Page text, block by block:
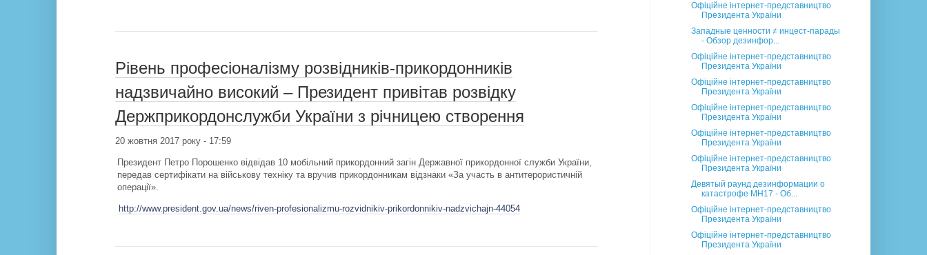
Рівень професіоналізму розвідників-прикордонників
надзвичайно високий – Президент привітав розвідку
Держприкордонслужби України з річницею створення
20 жовтня 2017 року - 17:59
Президент Петро Порошенко відвідав 10 мобільний прикордонний загін Державної прикордонної служби України,
передав сертифікати на військову техніку та вручив прикордонникам відзнаки «За участь в антитерористичній
операції».
http://www.president.gov.ua/news/riven-profesionalizmu-rozvidnikiv-prikordonnikiv-nadzvichajn-44054
Офіційне інтернет-представництво
Президента України
Западные ценности ≠ инцест-парады
- Обзор дезинфор...
Офіційне інтернет-представництво
Президента України
Офіційне інтернет-представництво
Президента України
Офіційне інтернет-представництво
Президента України
Офіційне інтернет-представництво
Президента України
Офіційне інтернет-представництво
Президента України
Девятый раунд дезинформации о
катастрофе MH17 - Об...
Офіційне інтернет-представництво
Президента України
Офіційне інтернет-представництво
Президента України